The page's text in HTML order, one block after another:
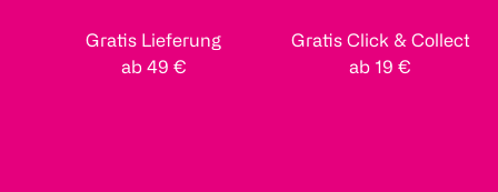
Gratis Lieferung
ab 49 €
Gratis Click & Collect
ab 19 €